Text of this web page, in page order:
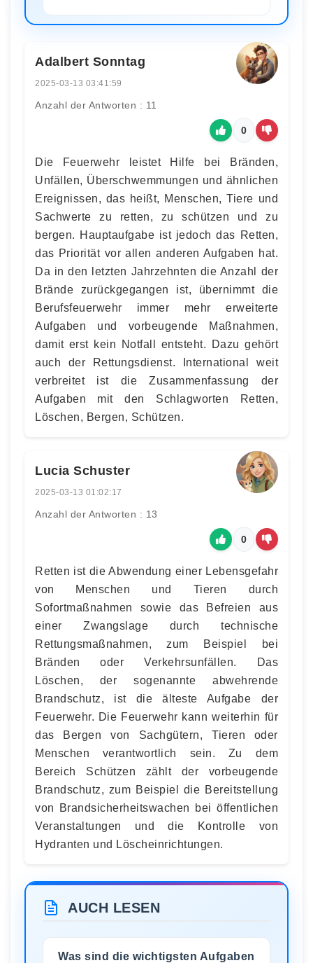
Adalbert Sonntag
2025-03-13 03:41:59
Anzahl der Antworten : 11
0
Die Feuerwehr leistet Hilfe bei Bränden,
Unfällen, Überschwemmungen und ähnlichen
Ereignissen, das heißt, Menschen, Tiere und
Sachwerte zu retten, zu schützen und zu
bergen. Hauptaufgabe ist jedoch das Retten,
das Priorität vor allen anderen Aufgaben hat.
Da in den letzten Jahrzehnten die Anzahl der
Brände zurückgegangen ist, übernimmt die
Berufsfeuerwehr immer mehr erweiterte
Aufgaben und vorbeugende Maßnahmen,
damit erst kein Notfall entsteht. Dazu gehört
auch der Rettungsdienst. International weit
verbreitet ist die Zusammenfassung der
Aufgaben mit den Schlagworten Retten,
Löschen, Bergen, Schützen.
Lucia Schuster
2025-03-13 01:02:17
Anzahl der Antworten : 13
0
Retten ist die Abwendung einer Lebensgefahr
von Menschen und Tieren durch
Sofortmaßnahmen sowie das Befreien aus
einer Zwangslage durch technische
Rettungsmaßnahmen, zum Beispiel bei
Bränden oder Verkehrsunfällen. Das
Löschen, der sogenannte abwehrende
Brandschutz, ist die älteste Aufgabe der
Feuerwehr. Die Feuerwehr kann weiterhin für
das Bergen von Sachgütern, Tieren oder
Menschen verantwortlich sein. Zu dem
Bereich Schützen zählt der vorbeugende
Brandschutz, zum Beispiel die Bereitstellung
von Brandsicherheitswachen bei öffentlichen
Veranstaltungen und die Kontrolle von
Hydranten und Löscheinrichtungen.
AUCH LESEN
Was sind die wichtigsten Aufgaben